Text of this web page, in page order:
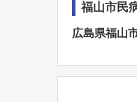
福山市民
広島県福山